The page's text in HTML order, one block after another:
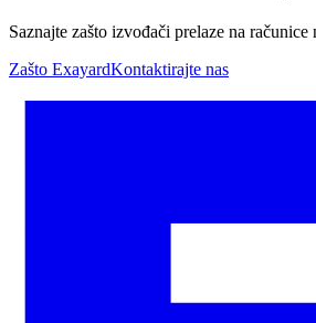
Saznajte zašto izvođači prelaze na
Zašto ExayardKontaktirajte nas